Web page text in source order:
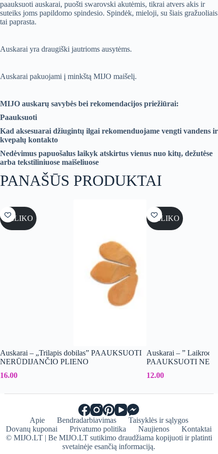
paauksuoti auskarai, puošti swarovski akutėmis, tikrai atvers akis ir
suteiks joms papildomo spindesio. Spindėk, mieloji, su šiais gražuoliais
tai paprasta.
Auskarai yra draugiški jautrioms ausytėms.
Auskarai pakuojami į minkštą MIJO maišelį.
MIJO auskarų savybės bei rekomendacijos priežiūrai:
Paauksuoti
Kad aksesuarai džiugintų ilgai rekomenduojame vengti vandens ir
kvepalų kontakto
Nedėvimus papuošalus laikyk atskirtus vienus nuo kitų, dežutėse
arba tekstiliniuose maišeliuose
PANAŠŪS PRODUKTAI
NELIKO
Auskarai – „Trilapis dobilas” PAAUKSUOTI
NERŪDIJANČIO PLIENO
16.00
NELIKO
Auskarai – ” Laikrodis
PAAUKSUOTI
12.00
Apie Bendradarbiavimas
Taisyklės ir sąlygos
Dovanų kuponai
Privatumo politika Naujienos
Kontaktai
© MIJO.LT | Be MIJO.LT sutikimo draudžiama kopijuoti ir platinti
svetainėje esančią informaciją.